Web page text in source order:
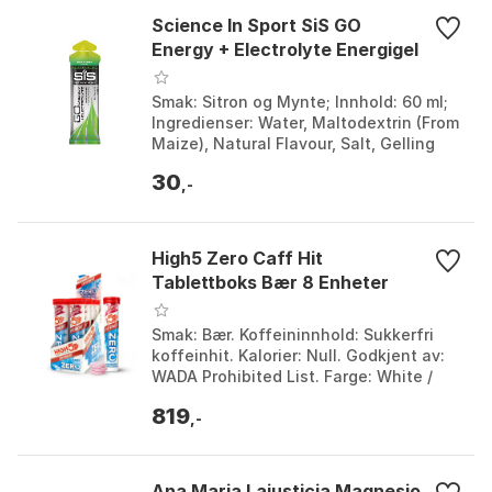
Science In Sport SiS GO
Energy + Electrolyte Energigel
Smak: Sitron og Mynte; Innhold: 60 ml;
Ingredienser: Water, Maltodextrin (From
Maize), Natural Flavour, Salt, Gelling
Acidity Regulators (Citric Acid, Sodium
(Acesulfame K, Sucralose),
Preservatives (Potassium Sorbate,
Sodium Benzoate), Potassium Chloride,
Magnesium Citrate.
30 ,-
High5 Zero Caff Hit
Tablettboks Bær 8 Enheter
Smak: Bær. Koffeininnhold: Sukkerfri
koffeinhit. Kalorier: Null. Godkjent av:
WADA Prohibited List. Farge: White /
819 ,-